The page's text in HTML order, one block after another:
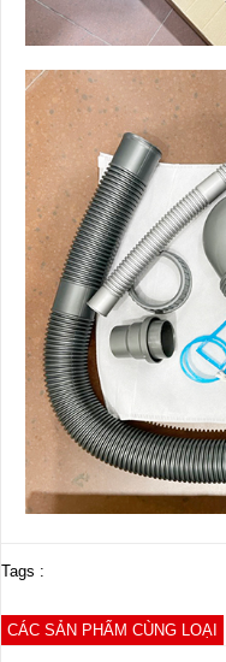
Tags :
CÁC SẢN PHẨM CÙNG LOẠI